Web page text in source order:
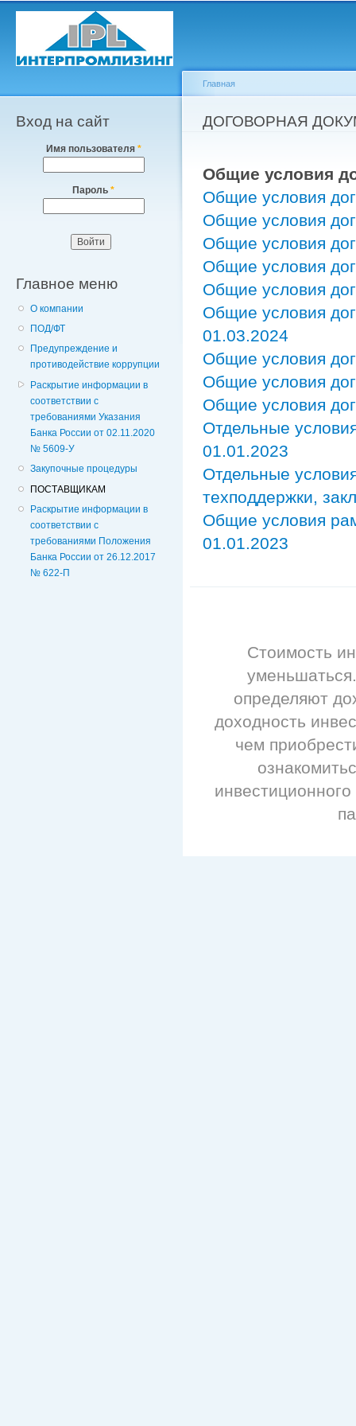
Вход на сайт
Имя пользователя *
Пароль *
Главное меню
О компании
ПОД/ФТ
Предупреждение и
противодействие коррупции
Раскрытие информации в
соответствии с
требованиями Указания
Банка России от 02.11.2020
№ 5609-У
Закупочные процедуры
ПОСТАВЩИКАМ
Раскрытие информации в
соответствии с
требованиями Положения
Банка России от 26.12.2017
№ 622-П
Вы здесь
Главная
ДОГОВОРНАЯ
Общие условия
Общие условия
Общие условия
Общие условия
Общие условия
Общие условия
Общие условия
01.03.2024
Общие условия
Общие условия
Общие условия
Отдельные
01.01.2023
Отдельные
техподдержки,
Общие условия
01.01.2023
Стоимость
определяют
доходность
чем